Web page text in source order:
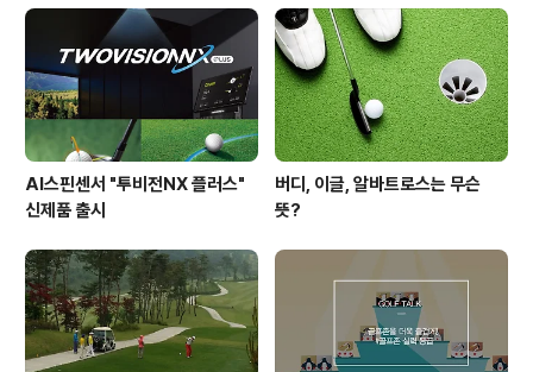
에서 정지, 셋에 타격하는 방식으로 보기에는 3박이지만
실제로는 4박자로 이루어져있답니다. 이렇게 이루어지는
이유는 탑에서 다운스윙의 전환동작이 빠르면 몸만 움직이
거나 팔로만 치는 실수를 할..
AI스핀센서 "투비전NX 플러스"
신제품 출시
버디, 이글, 알바트로스는 무슨
뜻?